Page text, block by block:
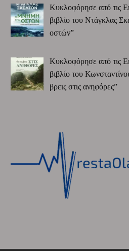
Κυκλοφόρησε από τις
βιβλίο του Ντάγκλας
οστών”
Κυκλοφόρησε από τις
βιβλίο του
βρεις στις ανηφόρες”